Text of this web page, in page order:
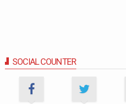
SOCIAL COUNTER